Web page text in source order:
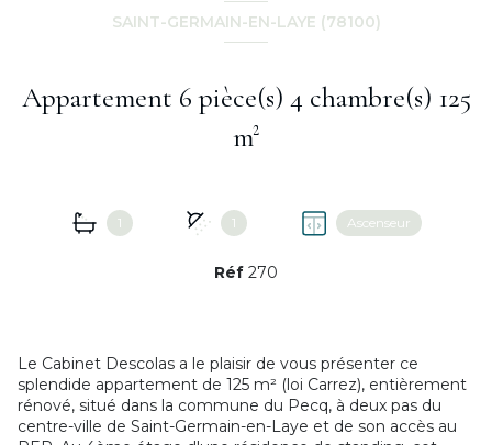
SAINT-GERMAIN-EN-LAYE (78100)
Appartement 6 pièce(s) 4 chambre(s) 125
m²
1 1 Ascenseur
Réf 270
Le Cabinet Descolas a le plaisir de vous présenter ce
splendide appartement de 125 m² (loi Carrez), entièrement
rénové, situé dans la commune du Pecq, à deux pas du
centre-ville de Saint-Germain-en-Laye et de son accès au